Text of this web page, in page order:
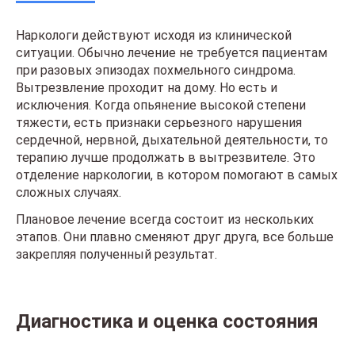
Наркологи действуют исходя из клинической
ситуации. Обычно лечение не требуется пациентам
при разовых эпизодах похмельного синдрома.
Вытрезвление проходит на дому. Но есть и
исключения. Когда опьянение высокой степени
тяжести, есть признаки серьезного нарушения
сердечной, нервной, дыхательной деятельности, то
терапию лучше продолжать в вытрезвителе. Это
отделение наркологии, в котором помогают в самых
сложных случаях.
Плановое лечение всегда состоит из нескольких
этапов. Они плавно сменяют друг друга, все больше
закрепляя полученный результат.
Диагностика и оценка состояния